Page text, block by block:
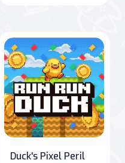
Duck's Pixel Peril